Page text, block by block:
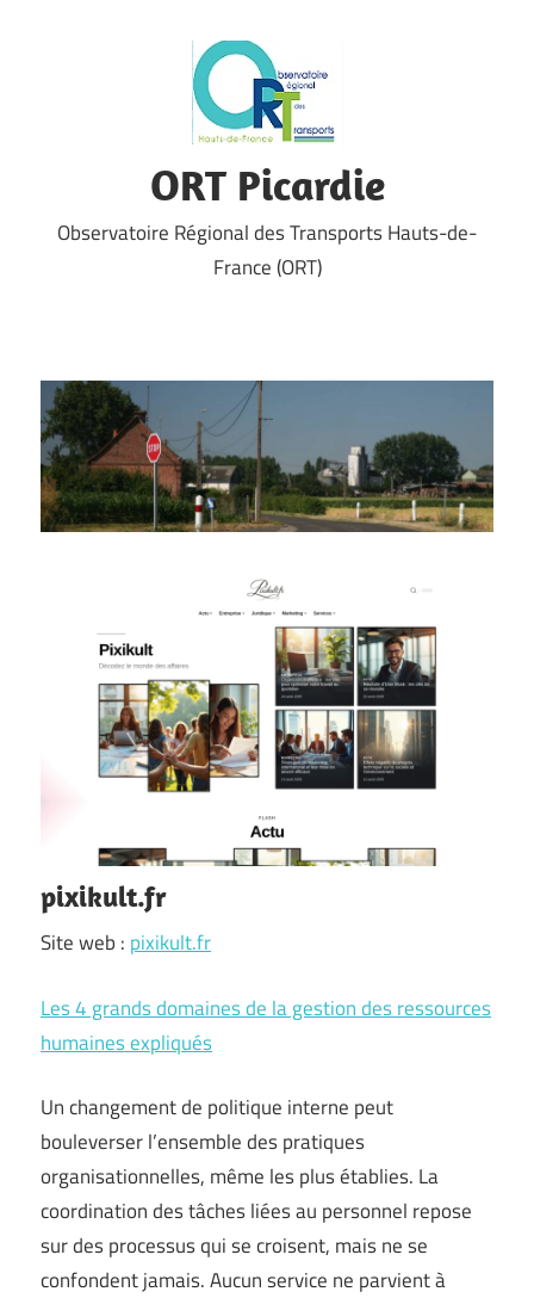
ORT Picardie
Observatoire Régional des Transports Hauts-de-
France (ORT)
pixikult.fr
Site web : pixikult.fr
Les 4 grands domaines de la gestion des ressources
humaines expliqués
Un changement de politique interne peut
bouleverser l’ensemble des pratiques
organisationnelles, même les plus établies. La
coordination des tâches liées au personnel repose
sur des processus qui se croisent, mais ne se
confondent jamais. Aucun service ne parvient à